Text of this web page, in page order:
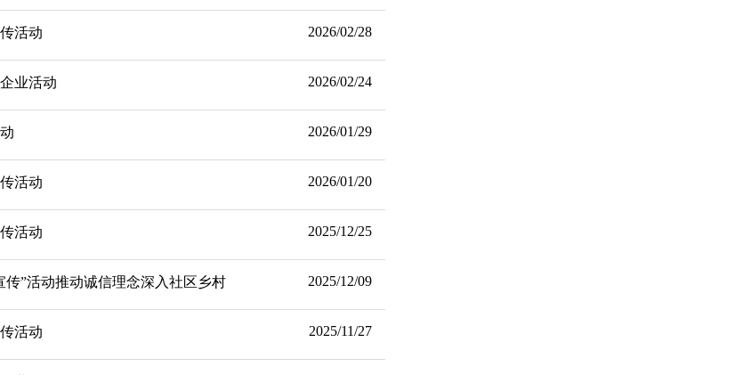
活动 2026/02/28
业活动 2026/02/24
2026/01/29
活动 2026/01/20
活动 2025/12/25
”活动推动诚信理念深入社区乡村 2025/12/09
活动 2025/11/27